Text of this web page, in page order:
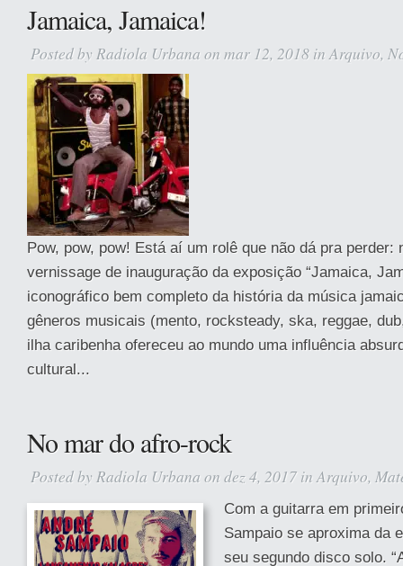
Jamaica, Jamaica!
Posted by Radiola Urbana on mar 12, 2018 inArquivo,
Pow, pow, pow! Está aí um rolê que não dá pra perder:
vernissage de inauguração da exposição “Jamaica,
iconográfico bem completo da história da música
gêneros musicais (mento, rocksteady, ska, reggae,
ilha caribenha ofereceu ao mundo uma influência
cultural...
No mar do afro-rock
Posted by Radiola Urbana on dez 4, 2017 inArquivo,
Com a guitarra em
Sampaio se aproxima da
seu segundo disco solo.